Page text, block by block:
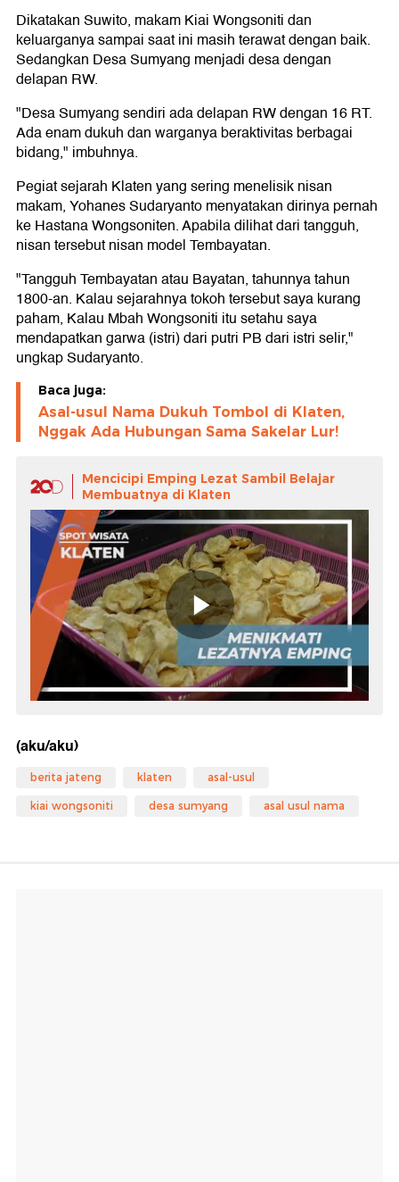
Dikatakan Suwito, makam Kiai Wongsoniti dan
keluarganya sampai saat ini masih terawat dengan baik.
Sedangkan Desa Sumyang menjadi desa dengan
delapan RW.
"Desa Sumyang sendiri ada delapan RW dengan 16 RT.
Ada enam dukuh dan warganya beraktivitas berbagai
bidang," imbuhnya.
Pegiat sejarah Klaten yang sering menelisik nisan
makam, Yohanes Sudaryanto menyatakan dirinya pernah
ke Hastana Wongsoniten. Apabila dilihat dari tangguh,
nisan tersebut nisan model Tembayatan.
"Tangguh Tembayatan atau Bayatan, tahunnya tahun
1800-an. Kalau sejarahnya tokoh tersebut saya kurang
paham, Kalau Mbah Wongsoniti itu setahu saya
mendapatkan garwa (istri) dari putri PB dari istri selir,"
ungkap Sudaryanto.
Baca juga:
Asal-usul Nama Dukuh Tombol di Klaten,
Nggak Ada Hubungan Sama Sakelar Lur!
Mencicipi Emping Lezat Sambil Belajar
Membuatnya di Klaten
(aku/aku)
berita jateng klaten asal-usul
kiai wongsoniti desa sumyang asal usul nama